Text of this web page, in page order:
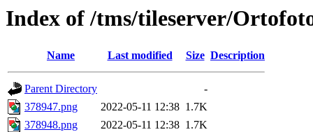
Index of /tms/tileserver/
Name Last modified Size Description
Parent Directory
-
378947.png
2022-05-11 12:38 1.7K
378948.png
2022-05-11 12:38 1.7K